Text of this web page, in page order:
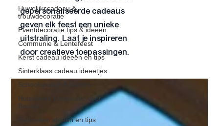
Huwelijkscadeau &
trouwdecoratie
Eventdecoratie tips & ideeën
Communie & Lentefeest
Kerst cadeau ideeën en tips
Sinterklaas cadeau ideeetjes
Schoolspullen & leertips
Huisdieren | Inspiratie voor
Baasje
Halloween ideeën en tips
gepersonaliseerde cadeaus
geven elk feest een unieke
uitstraling. Laat je inspireren
door creatieve toepassingen.